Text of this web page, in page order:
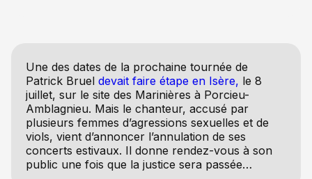
Une des dates de la prochaine tournée de
Patrick Bruel devait faire étape en Isère, le 8
juillet, sur le site des Marinières à Porcieu-
Amblagnieu. Mais le chanteur, accusé par
plusieurs femmes d’agressions sexuelles et de
viols, vient d’annoncer l’annulation de ses
concerts estivaux. Il donne rendez-vous à son
public une fois que la justice sera passée…